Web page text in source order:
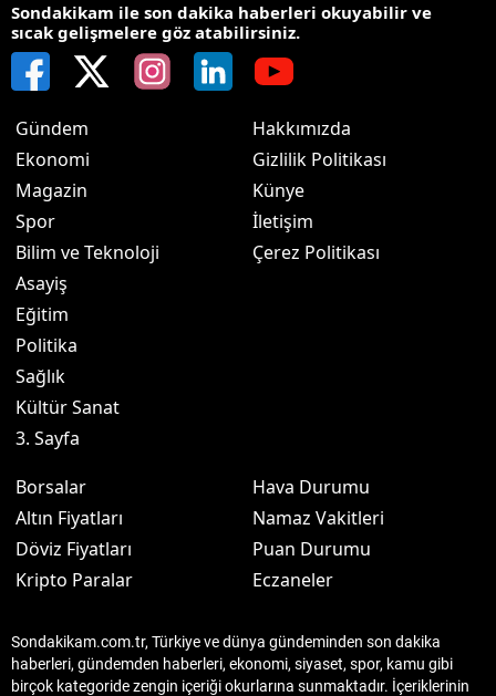
Sondakikam ile son dakika haberleri okuyabilir ve
sıcak gelişmelere göz atabilirsiniz.
Gündem
Ekonomi
Magazin
Spor
Bilim ve Teknoloji
Asayiş
Eğitim
Politika
Sağlık
Kültür Sanat
3. Sayfa
Hakkımızda
Gizlilik Politikası
Künye
İletişim
Çerez Politikası
Borsalar
Altın Fiyatları
Döviz Fiyatları
Kripto Paralar
Hava Durumu
Namaz Vakitleri
Puan Durumu
Eczaneler
Sondakikam.com.tr, Türkiye ve dünya gündeminden son dakika
haberleri, gündemden haberleri, ekonomi, siyaset, spor, kamu gibi
birçok kategoride zengin içeriği okurlarına sunmaktadır. İçeriklerinin